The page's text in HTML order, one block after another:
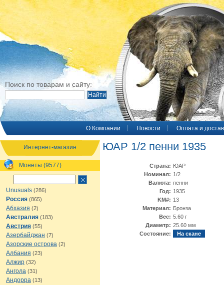
Поиск по товарам и сайту:
O Компании Новости Оплата и
Интернет-магазин
Монеты (9577)
Unusuals (286)
Россия (865)
Абхазия (2)
Австралия (183)
Австрия (55)
Азербайджан (7)
Азорские острова (2)
Албания (23)
Алжир (32)
Ангола (31)
Андорра (13)
ЮАР 1/2 пенни 1935
Страна: ЮАР
Номинал: 1/2
Валюта: пенни
Год: 1935
KM#: 13
Материал: Бронза
Вес: 5.60 г
Диаметр: 25.60 мм
Состояние:
На скане